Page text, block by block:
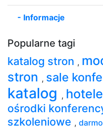
- Informacje
Popularne tagi
katalog stron ,
stron , sale
katalog ,
ośrodki
szkoleniowe ,